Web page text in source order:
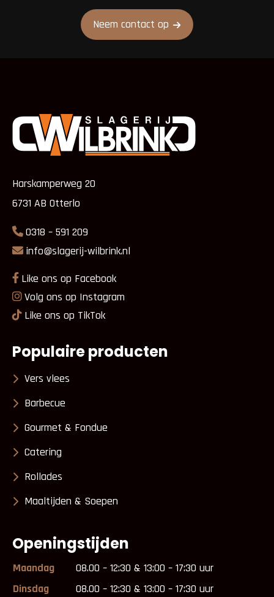
Neem contact op
Harskamperweg 20
6731 AB Otterlo
0318 – 591 209
info@slagerij-wilbrink.nl
Like ons op Facebook
Volg ons op Instagram
Like ons op TikTok
Populaire producten
Vers vlees
Barbecue
Gourmet & Fondue
Catering
Rollades
Maaltijden & Soepen
Openingstijden
Maandag
08.00 – 12:30 & 13:00 – 17:30 uur
Dinsdag
08.00 – 12:30 & 13:00 – 17:30 uur